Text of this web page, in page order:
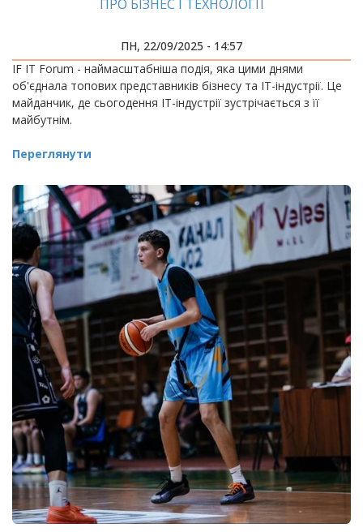
ПРО БІЗНЕС І ТЕХНОЛОГІЇ
ПН, 22/09/2025 - 14:57
IF IT Forum - наймасштабніша подія, яка цими днями
об'єднала топових представників бізнесу та ІТ-індустрії. Це
майданчик, де сьогодення ІТ-індустрії зустрічається з її
майбутнім.
Переглянути